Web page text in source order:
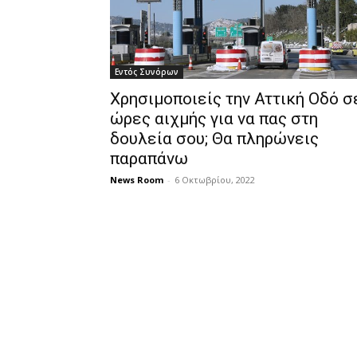
Εντός Συνόρων
Χρησιμοποιείς την Αττική Οδό
ώρες αιχμής για να πας στη
δουλεία σου; Θα πληρώνεις
παραπάνω
News Room - 6 Οκτωβρίου, 2022